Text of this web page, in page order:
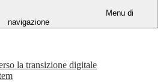
Menu di
navigazione
la transizione digitale